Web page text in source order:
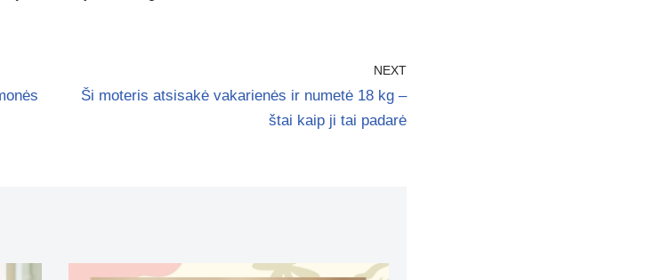
NEXT
Ši moteris atsisakė vakarienės ir numetė 18 kg –
štai kaip ji tai padarė